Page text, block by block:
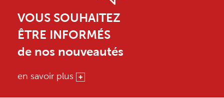
VOUS SOUHAITEZ
ÊTRE INFORMÉS
de nos nouveautés
en savoir plus